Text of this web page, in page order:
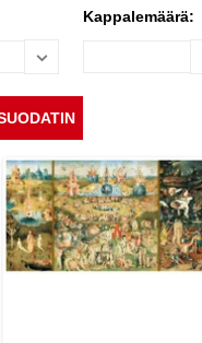
Kappalemäärä: